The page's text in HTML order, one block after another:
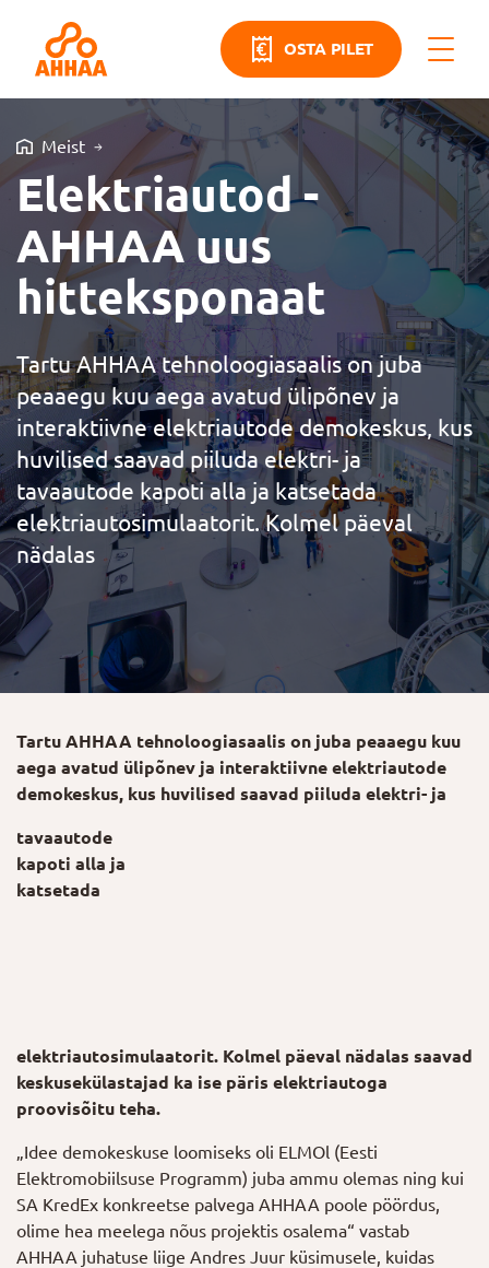
OSTA PILET
Meist
Elektriautod -
AHHAA uus
hitteksponaat
Tartu AHHAA tehnoloogiasaalis on juba
peaaegu kuu aega avatud ülipõnev ja
interaktiivne elektriautode demokeskus, kus
huvilised saavad piiluda elektri- ja
tavaautode kapoti alla ja katsetada
elektriautosimulaatorit. Kolmel päeval
nädalas
Tartu AHHAA tehnoloogiasaalis on juba peaaegu kuu
aega avatud ülipõnev ja interaktiivne elektriautode
demokeskus, kus huvilised saavad piiluda elektri- ja
tavaautode
kapoti alla ja
katsetada
elektriautosimulaatorit. Kolmel päeval nädalas saavad
keskusekülastajad ka ise päris elektriautoga
proovisõitu teha.
„Idee demokeskuse loomiseks oli ELMOl (Eesti
Elektromobiilsuse Programm) juba ammu olemas ning kui
SA KredEx konkreetse palvega AHHAA poole pöördus,
olime hea meelega nõus projektis osalema“ vastab
AHHAA juhatuse liige Andres Juur küsimusele, kuidas